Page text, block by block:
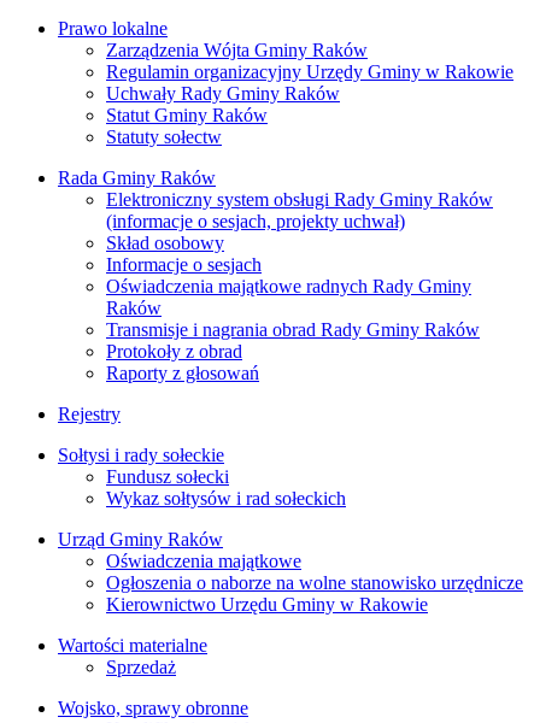
Prawo lokalne
Zarządzenia Wójta Gminy Raków
Regulamin organizacyjny Urzędy Gminy w Rakowie
Uchwały Rady Gminy Raków
Statut Gminy Raków
Statuty sołectw
Rada Gminy Raków
Elektroniczny system obsługi Rady Gminy Raków
(informacje o sesjach, projekty uchwał)
Skład osobowy
Informacje o sesjach
Oświadczenia majątkowe radnych Rady Gminy
Raków
Transmisje i nagrania obrad Rady Gminy Raków
Protokoły z obrad
Raporty z głosowań
Rejestry
Sołtysi i rady sołeckie
Fundusz sołecki
Wykaz sołtysów i rad sołeckich
Urząd Gminy Raków
Oświadczenia majątkowe
Ogłoszenia o naborze na wolne stanowisko urzędnicze
Kierownictwo Urzędu Gminy w Rakowie
Wartości materialne
Sprzedaż
Wojsko, sprawy obronne